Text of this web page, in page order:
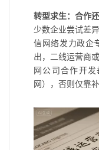
转型求生：合作
少数企业尝试差
信网络发力政企
出，二线运营商
网公司合作开
网），否则仅靠